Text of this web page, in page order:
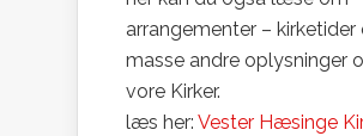
arrangementer – kirketider
masse andre oplysninger
vore Kirker.
læs her: Vester Hæsinge